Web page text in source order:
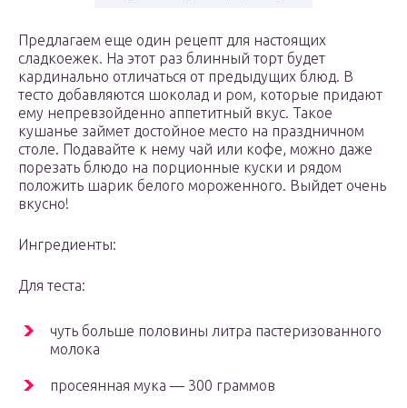
Предлагаем еще один рецепт для настоящих
сладкоежек. На этот раз блинный торт будет
кардинально отличаться от предыдущих блюд. В
тесто добавляются шоколад и ром, которые придают
ему непревзойденно аппетитный вкус. Такое
кушанье займет достойное место на праздничном
столе. Подавайте к нему чай или кофе, можно даже
порезать блюдо на порционные куски и рядом
положить шарик белого мороженного. Выйдет очень
вкусно!
Ингредиенты:
Для теста:
чуть больше половины литра пастеризованного
молока
просеянная мука — 300 граммов